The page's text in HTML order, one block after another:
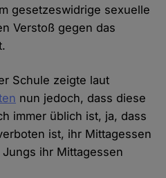
gesetzeswidrige sexuelle
Verstoß gegen das
Schule zeigte laut
nun jedoch, dass diese
immer üblich ist, ja, dass
ist, ihr Mittagessen
ihr Mittagessen